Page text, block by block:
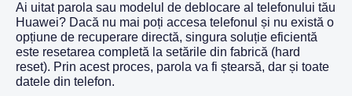
Ai uitat parola sau modelul de deblocare al telefonului tău
Huawei? Dacă nu mai poți accesa telefonul și nu există o
opțiune de recuperare directă, singura soluție eficientă
este resetarea completă la setările din fabrică (hard
reset). Prin acest proces, parola va fi ștearsă, dar și toate
datele din telefon.